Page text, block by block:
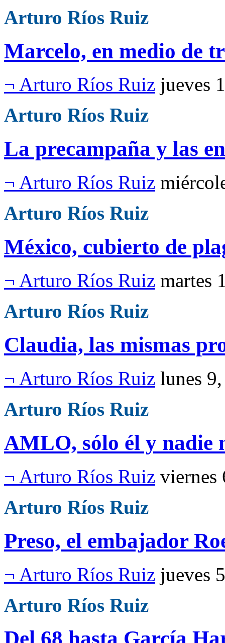
Arturo Ríos Ruiz
Marcelo, en medio de
¬ Arturo Ríos Ruiz jueves
Arturo Ríos Ruiz
La precampaña y las
¬ Arturo Ríos Ruiz
Arturo Ríos Ruiz
México, cubierto de
¬ Arturo Ríos Ruiz martes
Arturo Ríos Ruiz
Claudia, las mismas
¬ Arturo Ríos Ruiz lunes
Arturo Ríos Ruiz
AMLO, sólo él y nadie
¬ Arturo Ríos Ruiz viernes
Arturo Ríos Ruiz
Preso, el embajador
¬ Arturo Ríos Ruiz jueves
Arturo Ríos Ruiz